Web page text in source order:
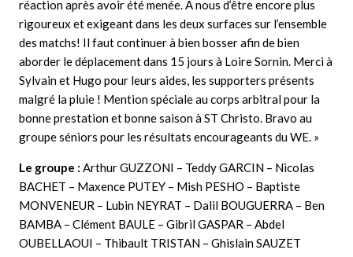
réaction après avoir été menée. A nous d’être encore plus
rigoureux et exigeant dans les deux surfaces sur l’ensemble
des matchs! Il faut continuer à bien bosser afin de bien
aborder le déplacement dans 15 jours à Loire Sornin. Merci à
Sylvain et Hugo pour leurs aides, les supporters présents
malgré la pluie ! Mention spéciale au corps arbitral pour la
bonne prestation et bonne saison à ST Christo. Bravo au
groupe séniors pour les résultats encourageants du WE. »
Le groupe : Arthur GUZZONI – Teddy GARCIN – Nicolas
BACHET – Maxence PUTEY – Mish PESHO – Baptiste
MONVENEUR – Lubin NEYRAT – Dalil BOUGUERRA – Ben
BAMBA – Clément BAULE – Gibril GASPAR – Abdel
OUBELLAOUI – Thibault TRISTAN – Ghislain SAUZET